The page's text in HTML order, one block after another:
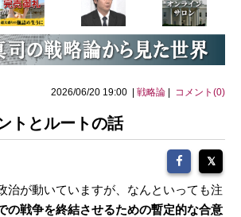
2026/06/20 19:00 | 戦略論 | コメント(0)
トとルートの話
治が動いていますが、なんといっても注
の戦争を終結させるための暫定的な合意